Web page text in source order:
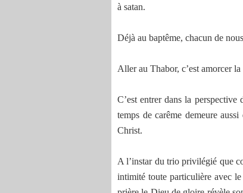
à satan.
Déjà au baptême, chacun de
Aller au Thabor, c’est amorcer
C’est entrer dans la
temps de carême demeure
Christ.
A l’instar du trio privilégié que
intimité toute particulière avec